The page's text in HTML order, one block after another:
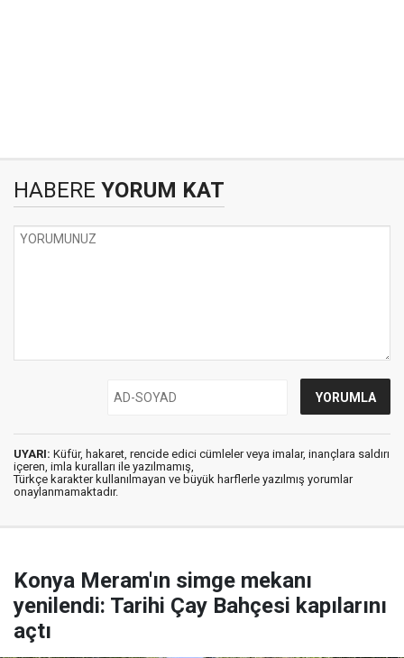
HABERE YORUM KAT
UYARI: Küfür, hakaret, rencide edici cümleler veya imalar, inançlara saldırı
içeren, imla kuralları ile yazılmamış,
Türkçe karakter kullanılmayan ve büyük harflerle yazılmış yorumlar
onaylanmamaktadır.
Konya Meram'ın simge mekanı
yenilendi: Tarihi Çay Bahçesi kapılarını
açtı